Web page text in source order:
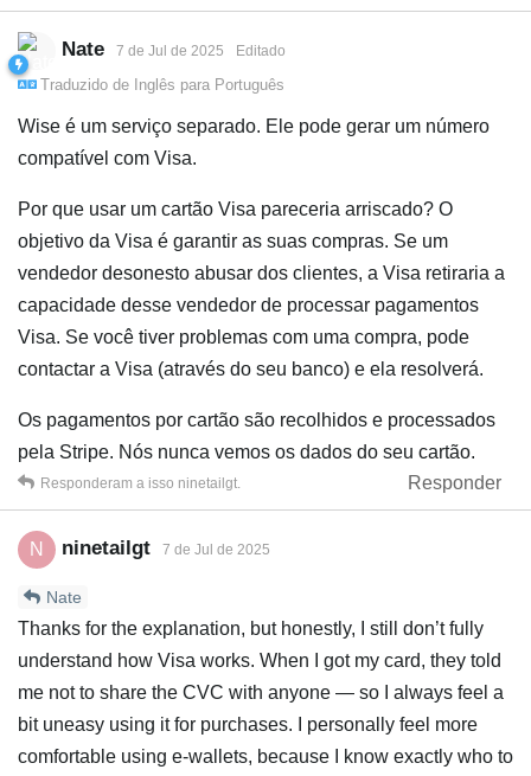
Nate 7 de Jul de 2025 Editado
Traduzido de Inglês para Português
Wise é um serviço separado. Ele pode gerar um número
compatível com Visa.
Por que usar um cartão Visa pareceria arriscado? O
objetivo da Visa é garantir as suas compras. Se um
vendedor desonesto abusar dos clientes, a Visa retiraria a
capacidade desse vendedor de processar pagamentos
Visa. Se você tiver problemas com uma compra, pode
contactar a Visa (através do seu banco) e ela resolverá.
Os pagamentos por cartão são recolhidos e processados
pela Stripe. Nós nunca vemos os dados do seu cartão.
Responder
Responderam a isso ninetailgt
N ninetailgt 7 de Jul de 2025
Nate
Thanks for the explanation, but honestly, I still don’t fully
understand how Visa works. When I got my card, they told
me not to share the CVC with anyone — so I always feel a
bit uneasy using it for purchases. I personally feel more
comfortable using e-wallets, because I know exactly who to